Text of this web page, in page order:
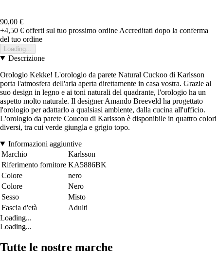
90,00 €
+4,50 € offerti sul tuo prossimo ordine Accreditati dopo la conferma
del tuo ordine
Loading...
Descrizione
Orologio Kekke! L'orologio da parete Natural Cuckoo di Karlsson
porta l'atmosfera dell'aria aperta direttamente in casa vostra. Grazie al
suo design in legno e ai toni naturali del quadrante, l'orologio ha un
aspetto molto naturale. Il designer Amando Breeveld ha progettato
l'orologio per adattarlo a qualsiasi ambiente, dalla cucina all'ufficio.
L'orologio da parete Coucou di Karlsson è disponibile in quattro colori
diversi, tra cui verde giungla e grigio topo.
Informazioni aggiuntive
Marchio
Karlsson
Riferimento fornitore KA5886BK
Colore
nero
Colore
Nero
Sesso
Misto
Fascia d'età
Adulti
Loading...
Loading...
Tutte le nostre marche